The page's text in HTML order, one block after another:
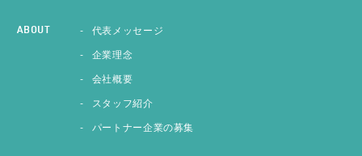
ABOUT
代表メッセージ
企業理念
会社概要
スタッフ紹介
パートナー企業の募集